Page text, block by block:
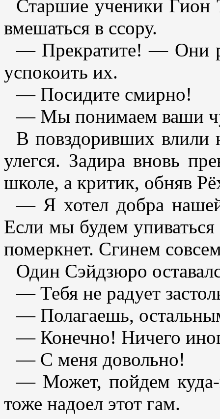
Старшие ученики Гион
вмешаться в ссору.
— Прекратите! — Они
успокоить их.
— Посидите смирно!
— Мы понимаем ваши
В повздоривших влили
улегся. Задира вновь
школе, а критик, обняв
— Я хотел добра
Если мы будем
померкнет. Сгинем
Один Сэйдзюро
— Тебя не радует
— Полагаешь,
— Конечно! Ничего
— С меня довольно!
— Может, пойдем куда-
тоже надоел этот гам.